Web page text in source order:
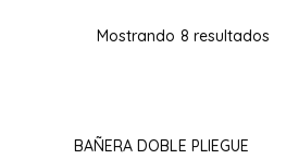
Mostrando 8 resultados
BAÑERA DOBLE PLIEGUE